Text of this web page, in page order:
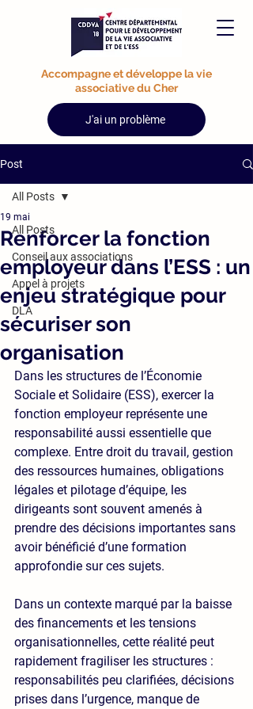
Accompagne et développe la vie
associative du Cher
J'ai un problème
Post
All Posts
Conseil aux associations
Appel à projets
DLA
All Posts
Renforcer la fonction
employeur dans l’ESS : un
enjeu stratégique pour
sécuriser son
organisation
19 mai
Dans les structures de l’Économie
Sociale et Solidaire (ESS), exercer la
fonction employeur représente une
responsabilité aussi essentielle que
complexe. Entre droit du travail, gestion
des ressources humaines, obligations
légales et pilotage d’équipe, les
dirigeants sont souvent amenés à
prendre des décisions importantes sans
avoir bénéficié d’une formation
approfondie sur ces sujets.
Dans un contexte marqué par la baisse
des financements et les tensions
organisationnelles, cette réalité peut
rapidement fragiliser les structures :
responsabilités peu clarifiées, décisions
prises dans l’urgence, manque de